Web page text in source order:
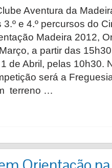
Aventura da
3.º e 4.º percursos do
Madeira 2012,
a partir das
de Abril, pelas 10h30.
será a
terreno …